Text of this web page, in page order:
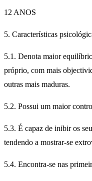
12 ANOS
5. Características
5.1. Denota maior
próprio, com mais
outras mais maduras.
5.2. Possui um maior
5.3. É capaz de inibir os
tendendo a mostrar-se
5.4. Encontra-se nas